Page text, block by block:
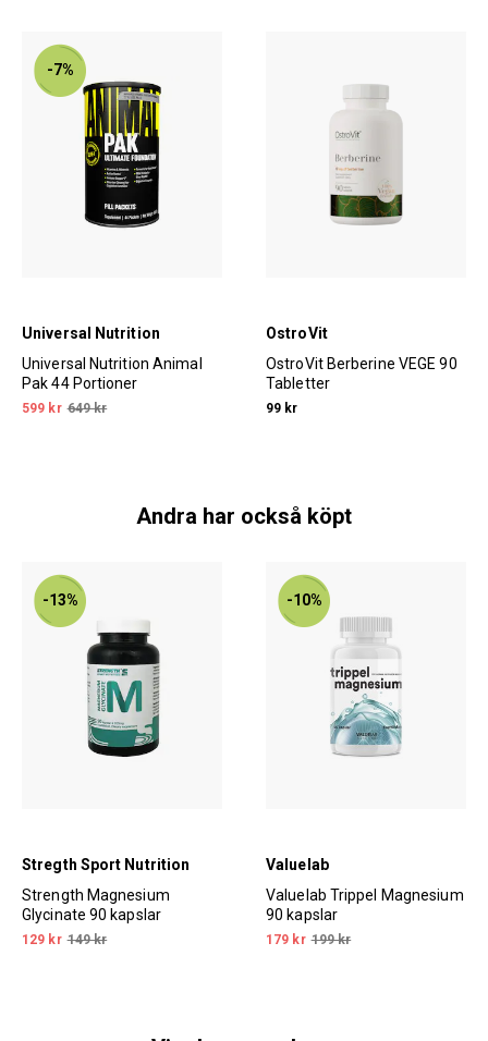
-7%
Universal Nutrition
Universal Nutrition Animal
Pak 44 Portioner
599 kr 649 kr
OstroVit
OstroVit Berberine VEGE 90
Tabletter
99 kr
Andra har också köpt
-13%
Stregth Sport Nutrition
Strength Magnesium
Glycinate 90 kapslar
129 kr 149 kr
-10%
Valuelab
Valuelab Trippel Magnesium
90 kapslar
179 kr 199 kr